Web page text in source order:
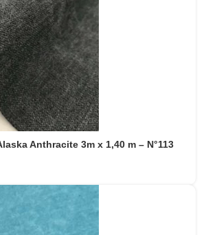
Anthracite 3m x 1,40 m – N°113